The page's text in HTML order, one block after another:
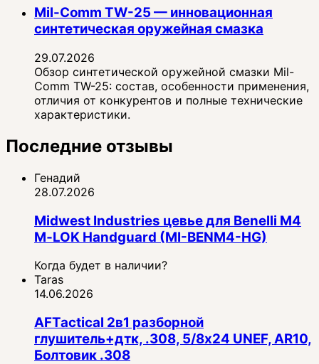
Mil-Comm TW-25 — инновационная
синтетическая оружейная смазка
29.07.2026
Обзор синтетической оружейной смазки Mil-
Comm TW-25: состав, особенности применения,
отличия от конкурентов и полные технические
характеристики.
Последние отзывы
Генадий
28.07.2026
Midwest Industries цевье для Benelli M4
M‑LOK Handguard (MI-BENM4-HG)
Когда будет в наличии?
Taras
14.06.2026
AFTactical 2в1 разборной
глушитель+дтк, .308, 5/8x24 UNEF, AR10,
Болтовик .308